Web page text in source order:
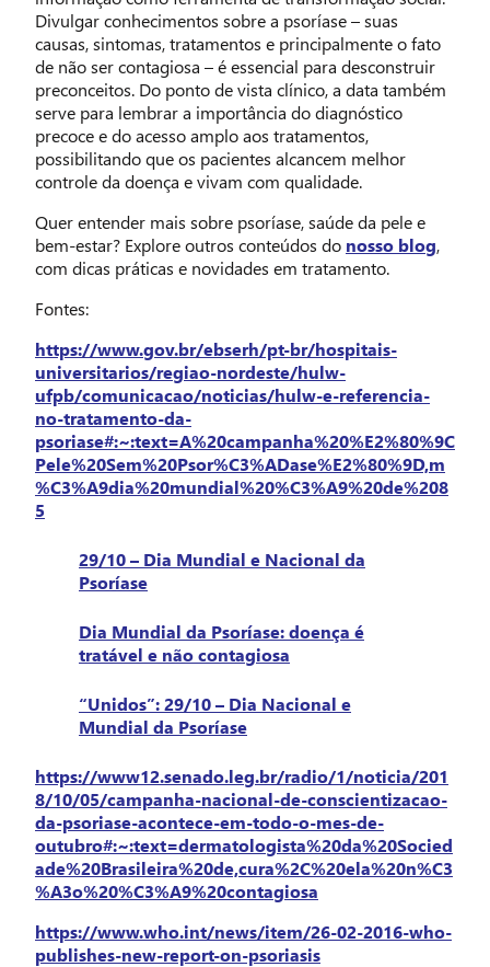
Divulgar conhecimentos sobre a psoríase – suas
causas, sintomas, tratamentos e principalmente o fato
de não ser contagiosa – é essencial para desconstruir
preconceitos. Do ponto de vista clínico, a data também
serve para lembrar a importância do diagnóstico
precoce e do acesso amplo aos tratamentos,
possibilitando que os pacientes alcancem melhor
controle da doença e vivam com qualidade.
Quer entender mais sobre psoríase, saúde da pele e
bem-estar? Explore outros conteúdos do nosso blog,
com dicas práticas e novidades em tratamento.
Fontes:
https://www.gov.br/ebserh/pt-br/hospitais-
universitarios/regiao-nordeste/hulw-
ufpb/comunicacao/noticias/hulw-e-referencia-
no-tratamento-da-
psoriase#:~:text=A%20campanha%20%E2%80%9C
Pele%20Sem%20Psor%C3%ADase%E2%80%9D,m
%C3%A9dia%20mundial%20%C3%A9%20de%208
5
29/10 – Dia Mundial e Nacional da
Psoríase
Dia Mundial da Psoríase: doença é
tratável e não contagiosa
“Unidos”: 29/10 – Dia Nacional e
Mundial da Psoríase
https://www12.senado.leg.br/radio/1/noticia/201
8/10/05/campanha-nacional-de-conscientizacao-
da-psoriase-acontece-em-todo-o-mes-de-
outubro#:~:text=dermatologista%20da%20Socied
ade%20Brasileira%20de,cura%2C%20ela%20n%C3
%A3o%20%C3%A9%20contagiosa
https://www.who.int/news/item/26-02-2016-who-
publishes-new-report-on-psoriasis